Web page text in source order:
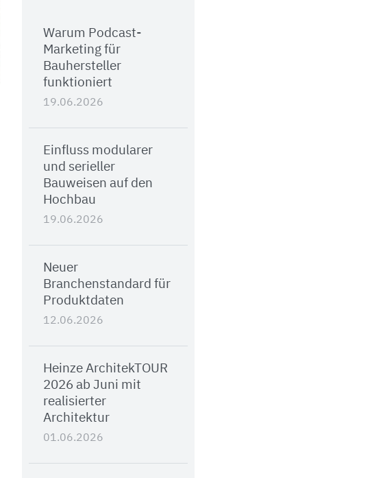
Warum Podcast-
Marketing für
Bauhersteller
funktioniert
19.06.2026
Einfluss modularer
und serieller
Bauweisen auf den
Hochbau
19.06.2026
Neuer
Branchenstandard für
Produktdaten
12.06.2026
Heinze ArchitekTOUR
2026 ab Juni mit
realisierter
Architektur
01.06.2026